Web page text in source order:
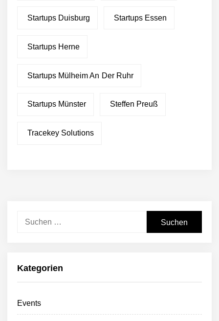
Startups Duisburg Startups Essen
Startups Herne
Startups Mülheim An Der Ruhr
Startups Münster Steffen Preuß
Tracekey Solutions
Kategorien
Events